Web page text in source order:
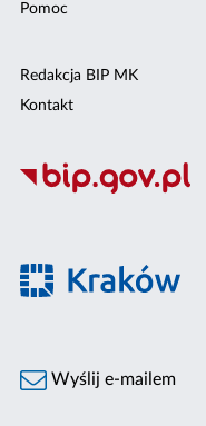
Pomoc
Redakcja BIP MK
Kontakt
Wyślij e-mailem